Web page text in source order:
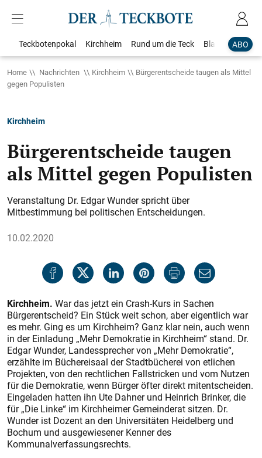
ABO
Teckbotenpokal Kirchheim Rund um die Teck Blaulicht
Home Nachrichten Kirchheim
Bürgerentscheide taugen als Mittel
gegen Populisten
Kirchheim
Bürgerentscheide taugen
als Mittel gegen Populisten
Veranstaltung Dr. Edgar Wunder spricht über
Mitbestimmung bei politischen Entscheidungen.
10.02.2020
Kirchheim. War das jetzt ein Crash-Kurs in Sachen
Bürgerentscheid? Ein Stück weit schon, aber eigentlich war
es mehr. Ging es um Kirchheim? Ganz klar nein, auch wenn
in der Einladung „Mehr Demokratie in Kirchheim“ stand. Dr.
Edgar Wunder, Landessprecher von „Mehr Demokratie“,
erzählte im Büchereisaal der Stadtbücherei von etlichen
Projekten, von den rechtlichen Fallstricken und vom Nutzen
für die Demokratie, wenn Bürger öfter direkt mitentscheiden.
Eingeladen hatten ihn Ute Dahner und Heinrich Brinker, die
für „Die Linke“ im Kirchheimer Gemeinderat sitzen. Dr.
Wunder ist Dozent an den Universitäten Heidelberg und
Bochum und ausgewiesener Kenner des
Kommunalverfassungsrechts.